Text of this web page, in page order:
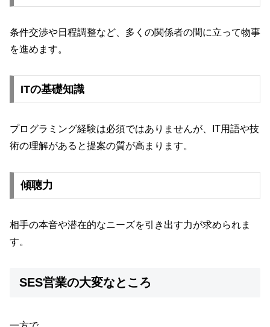
条件交渉や日程調整など、多くの関係者の間に立って物事
を進めます。
ITの基礎知識
プログラミング経験は必須ではありませんが、IT用語や技
術の理解があると提案の質が高まります。
傾聴力
相手の本音や潜在的なニーズを引き出す力が求められま
す。
SES営業の大変なところ